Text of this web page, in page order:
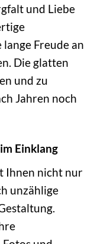
und Liebe
Freude an
Die glatten
und zu
Jahren noch
Einklang
Ihnen nicht nur
unzählige